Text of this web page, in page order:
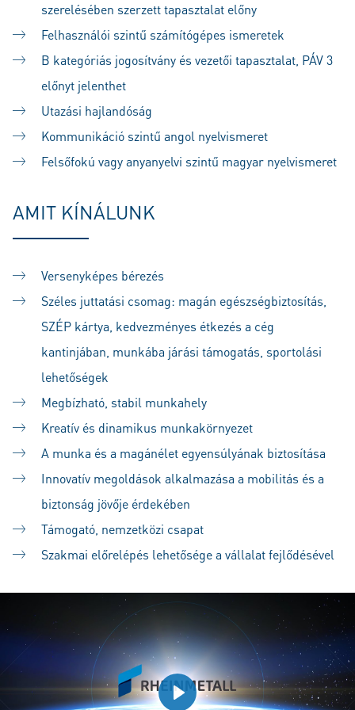
szerelésében szerzett tapasztalat előny
Felhasználói szintű számítógépes ismeretek
B kategóriás jogosítvány és vezetői tapasztalat, PÁV 3
előnyt jelenthet
Utazási hajlandóság
Kommunikáció szintű angol nyelvismeret
Felsőfokú vagy anyanyelvi szintű magyar nyelvismeret
AMIT KÍNÁLUNK
Versenyképes bérezés
Széles juttatási csomag: magán egészségbiztosítás,
SZÉP kártya, kedvezményes étkezés a cég
kantinjában, munkába járási támogatás, sportolási
lehetőségek
Megbízható, stabil munkahely
Kreatív és dinamikus munkakörnyezet
A munka és a magánélet egyensúlyának biztosítása
Innovatív megoldások alkalmazása a mobilitás és a
biztonság jövője érdekében
Támogató, nemzetközi csapat
Szakmai előrelépés lehetősége a vállalat fejlődésével